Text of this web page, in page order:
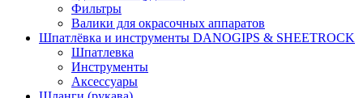
Фильтры
Валики для окрасочных аппаратов
Шпатлёвка и инструменты DANOGIPS & SHEETROCK
Шпатлевка
Инструменты
Аксессуары